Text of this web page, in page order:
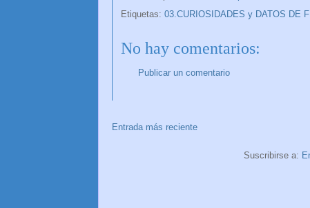
Etiquetas: 03.CURIOSIDADES y DATOS DE
No hay comentarios:
Publicar un comentario
Entrada más reciente
Suscribirse a: